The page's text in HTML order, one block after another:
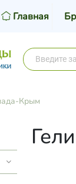
Главная
Крым